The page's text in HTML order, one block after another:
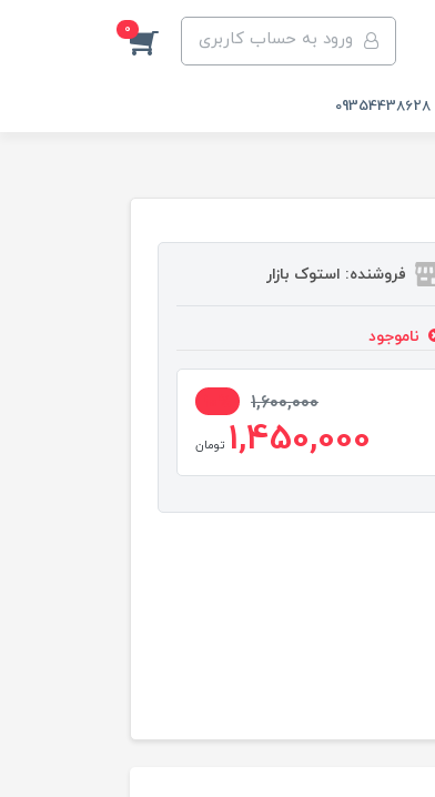
ورود به حساب کاربری 0
فروشنده: استوک بازار
ناموجود
1,600,000
1,450,000 تومان